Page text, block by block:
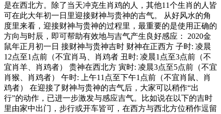
是在西北方。除了当天冲克生肖鸡的人，其他11个生肖的人皆
可在此大年初一日里迎接财神与贵神的吉气。 从好风水的角
度里来看，迎接财神与贵神的过程里，最重要的是使用正确的
方向与时辰，即可帮助有效地与吉气产生良好感应： 2020金
鼠年正月初一日 接财神与贵神吉时 财神在正西方 子时: 凌晨
12点至1点前（不宜肖马、肖鸡者 丑时: 凌晨1点至3点前（不
宜肖羊、肖鸡者） 贵神在西北方 寅时: 凌晨3点至5点前（不宜
肖猴、肖鸡者） 午时: 上午11点至下午1点前（不宜肖鼠、肖
鸡者） 在迎接了财神与贵神的吉气后，大家可以稍作“出
行”的动作，已进一步激发与感应吉气。比如说在以下的吉时
里由家中出门，步行或开车皆可，在西方与西北方位稍作逗留